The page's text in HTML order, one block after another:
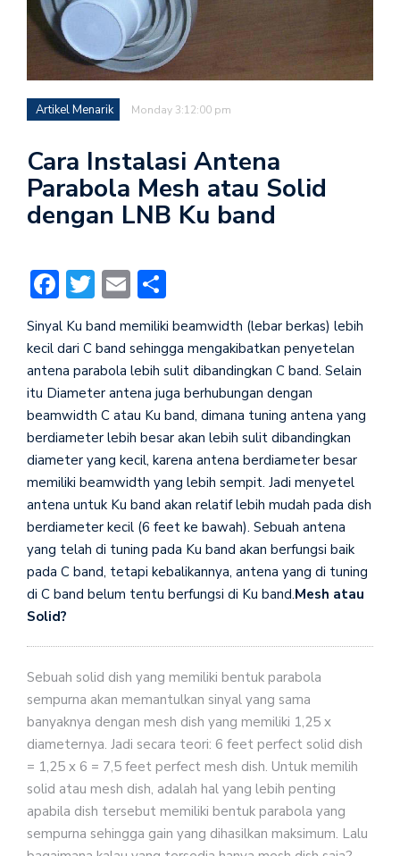
Artikel Menarik Monday 3:12:00 pm
Cara Instalasi Antena
Parabola Mesh atau Solid
dengan LNB Ku band
Facebook
Twitter
Email
Sinyal Ku band memiliki beamwidth (lebar berkas) lebih
kecil dari C band sehingga mengakibatkan penyetelan
antena parabola lebih sulit dibandingkan C band. Selain
itu Diameter antena juga berhubungan dengan
beamwidth C atau Ku band, dimana tuning antena yang
berdiameter lebih besar akan lebih sulit dibandingkan
diameter yang kecil, karena antena berdiameter besar
memiliki beamwidth yang lebih sempit. Jadi menyetel
antena untuk Ku band akan relatif lebih mudah pada dish
berdiameter kecil (6 feet ke bawah). Sebuah antena
yang telah di tuning pada Ku band akan berfungsi baik
pada C band, tetapi kebalikannya, antena yang di tuning
di C band belum tentu berfungsi di Ku band.Mesh atau
Solid?
Sebuah solid dish yang memiliki bentuk parabola
sempurna akan memantulkan sinyal yang sama
banyaknya dengan mesh dish yang memiliki 1,25 x
diameternya. Jadi secara teori: 6 feet perfect solid dish
= 1,25 x 6 = 7,5 feet perfect mesh dish. Untuk memilih
solid atau mesh dish, adalah hal yang lebih penting
apabila dish tersebut memiliki bentuk parabola yang
sempurna sehingga gain yang dihasilkan maksimum. Lalu